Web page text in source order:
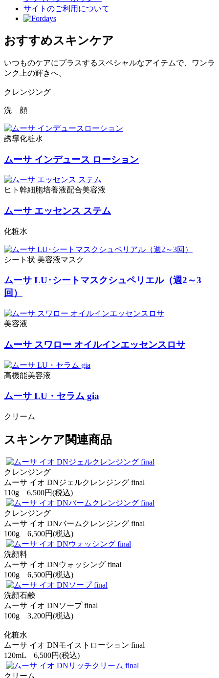
サイトのご利用について
おすすめスキンケア
いつものケアにプラスするスペシャルなアイテムで、ワンラ
ンク上の輝きへ。
クレンジング
洗 顔
誘導化粧水
ムーサ インデュース ローション
ヒト幹細胞培養液配合美容液
ムーサ エッセンス ステム
化粧水
シート状 美容液マスク
ムーサ LU･シートマスクシュペリエル（週2～3
回）
美容液
ムーサ スワロー オイルインエッセンスロサ
高機能美容液
ムーサ LU・セラム gia
クリーム
スキンケア関連商品
クレンジング
ムーサ イオ DNジェルクレンジング final
110g 6,500円(税込)
クレンジング
ムーサ イオ DNバームクレンジング final
100g 6,500円(税込)
洗顔料
ムーサ イオ DNウォッシング final
100g 6,500円(税込)
洗顔石鹸
ムーサ イオ DNソープ final
100g 3,200円(税込)
化粧水
ムーサ イオ DNモイストローション final
120mL 6,500円(税込)
クリーム